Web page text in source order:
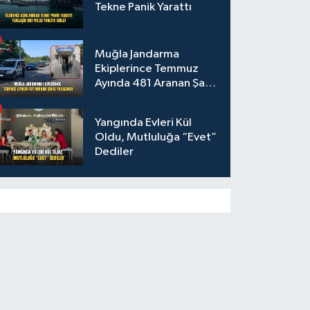
Tekne Panik Yarattı
Muğla Jandarma
Ekiplerince Temmuz
Ayında 481 Aranan Şahıs
Yangında Evleri Kül
Oldu, Mutluluğa “Evet”
Dediler